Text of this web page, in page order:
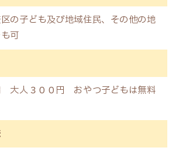
の子ども及び地域住民、その他の地
可
大人３００円 おやつ子どもは無料